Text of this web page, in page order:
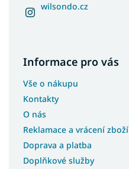
wilsondo.cz
Informace pro vás
Vše o nákupu
Kontakty
O nás
Reklamace a vrácení zboží
Doprava a platba
Doplňkové služby